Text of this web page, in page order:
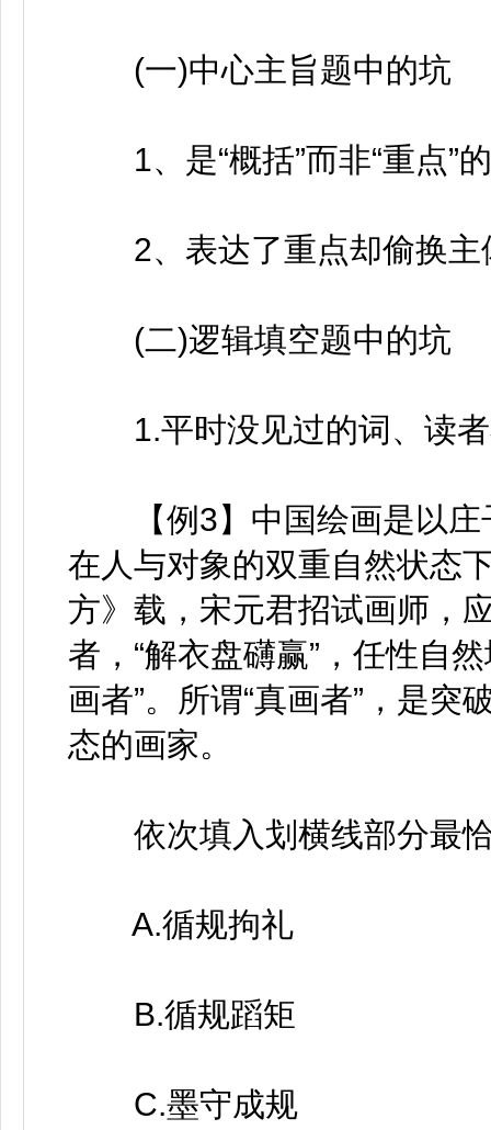
(一)中心主旨题中的坑
1、是“概括”而非“重点”
2、表达了重点却偷换主
(二)逻辑填空题中的坑
1.平时没见过的词、读者
【例3】中国绘画是以庄
在人与对象的双重自然状态
方》载，宋元君招试画师，
者，“解衣盘礴赢”，任性自
画者”。所谓“真画者”，是
态的画家。
依次填入划横线部分最恰
A.循规拘礼
B.循规蹈矩
C.墨守成规